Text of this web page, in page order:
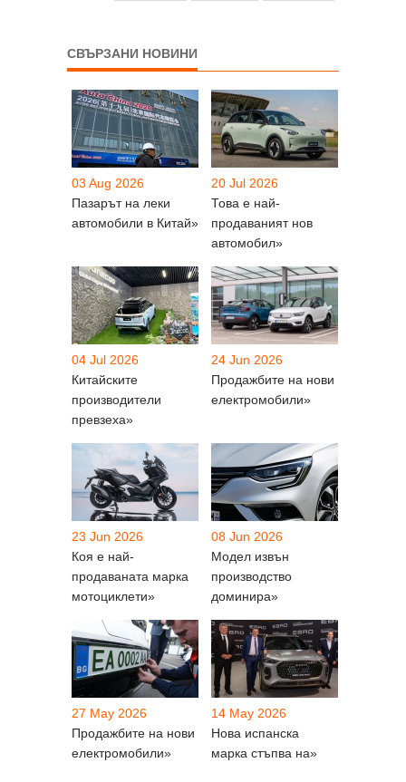
СВЪРЗАНИ НОВИНИ
03 Aug 2026
Пазарът на леки
автомобили в Китай»
20 Jul 2026
Това е най-
продаваният нов
автомобил»
04 Jul 2026
Китайските
производители
превзеха»
24 Jun 2026
Продажбите на нови
електромобили»
23 Jun 2026
Коя е най-
продаваната марка
мотоциклети»
08 Jun 2026
Модел извън
производство
доминира»
27 May 2026
Продажбите на нови
електромобили»
14 May 2026
Нова испанска
марка стъпва на»